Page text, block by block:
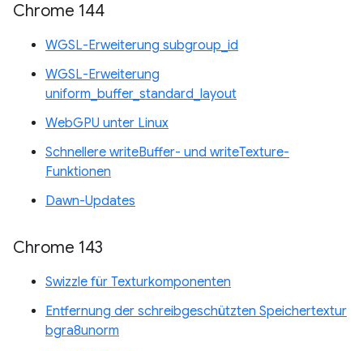
Chrome 144
WGSL-Erweiterung subgroup_id
WGSL-Erweiterung
uniform_buffer_standard_layout
WebGPU unter Linux
Schnellere writeBuffer- und writeTexture-
Funktionen
Dawn-Updates
Chrome 143
Swizzle für Texturkomponenten
Entfernung der schreibgeschützten Speichertextur
bgra8unorm